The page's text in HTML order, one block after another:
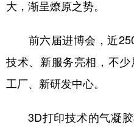
Deutsch Português
大，渐呈燎原之势。
前六届进博会，近
技术、新服务亮相，不
工厂、新研发中心。
3D打印技术的气凝胶